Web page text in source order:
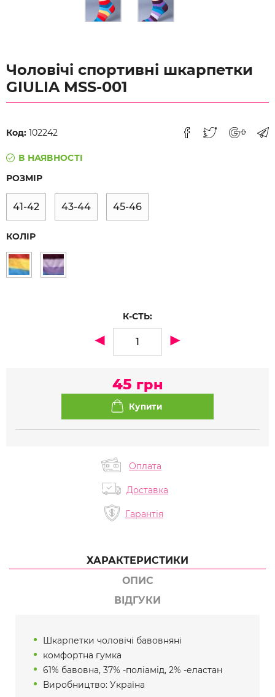
Чоловічі спортивні шкарпетки
GIULIA MSS-001
Код: 102242
В НАЯВНОСТІ
РОЗМІР
41-42 43-44 45-46
КОЛІР
К-СТЬ:
45 грн
Оплата
Доставка
Гарантія
ХАРАКТЕРИСТИКИ
ОПИС
ВІДГУКИ
Шкарпетки чоловічі бавовняні
комфортна гумка
61% бавовна, 37% -поліамід, 2% -еластан
Виробництво: Україна